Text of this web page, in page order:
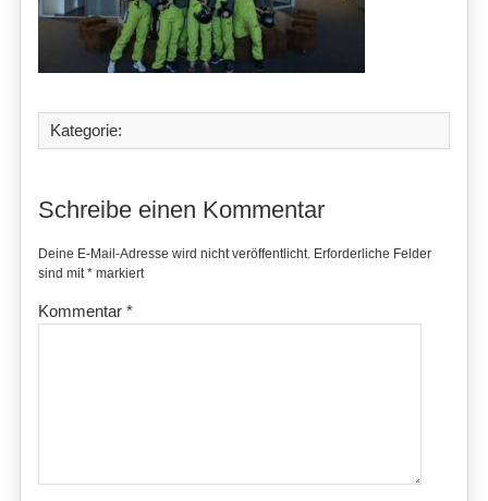
Kategorie:
Schreibe einen Kommentar
Deine E-Mail-Adresse wird nicht veröffentlicht. Erforderliche Felder
sind mit* markiert
Kommentar*